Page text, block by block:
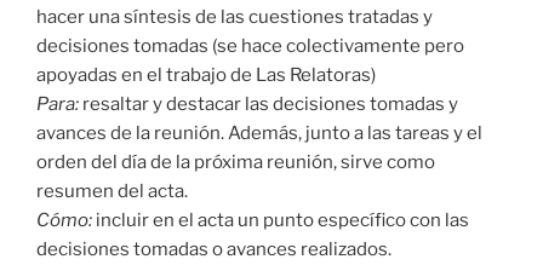
hacer una síntesis de las cuestiones tratadas y
decisiones tomadas (se hace colectivamente pero
apoyadas en el trabajo de Las Relatoras)
Para: resaltar y destacar las decisiones tomadas y
avances de la reunión. Además, junto a las tareas y el
orden del día de la próxima reunión, sirve como
resumen del acta.
Cómo: incluir en el acta un punto específico con las
decisiones tomadas o avances realizados.